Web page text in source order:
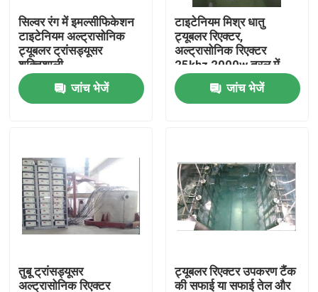
कारखाना भ्रमण
गुणवत्ता नियंत्रण
संपर्क करें
अल्ट्रासोनिक सफाई ट्रांसड्यूसर
उच्च शक्ति अल्ट्रासोनिक transducer
बहु आवृत्ति अल्ट्रासोनिक ट्रांसड्यूसर
सिल्वर रंग में इमल्सीफिकेशन
टाइटेनियम अल्ट्रासोनिक
ट्यूबलर ट्रांसड्यूसर
शक्तिशाली
जांच भेजें
टाइटेनियम मिश्र धातु
ट्यूबलर रिएक्टर,
अल्ट्रासोनिक रिएक्टर
25khz 2000w तरल में
कंपन
जांच भेजें
तुबू ट्रांसड्यूसर
अल्ट्रासोनिक रिएक्टर
ट्यूबलर रिएक्टर उपकरण टैंक
की सफाई या सफाई तेल और